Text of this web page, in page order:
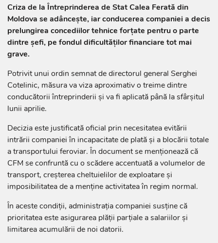
Criza de la Întreprinderea de Stat Calea Ferată din
Moldova se adâncește, iar conducerea companiei a decis
prelungirea concediilor tehnice forțate pentru o parte
dintre șefi, pe fondul dificultăților financiare tot mai
grave.
Potrivit unui ordin semnat de directorul general Serghei
Cotelinic, măsura va viza aproximativ o treime dintre
conducătorii întreprinderii și va fi aplicată până la sfârșitul
lunii aprilie.
Decizia este justificată oficial prin necesitatea evitării
intrării companiei în incapacitate de plată și a blocării totale
a transportului feroviar. În document se menționează că
CFM se confruntă cu o scădere accentuată a volumelor de
transport, creșterea cheltuielilor de exploatare și
imposibilitatea de a menține activitatea în regim normal.
În aceste condiții, administrația companiei susține că
prioritatea este asigurarea plății parțiale a salariilor și
limitarea acumulării de noi datorii.